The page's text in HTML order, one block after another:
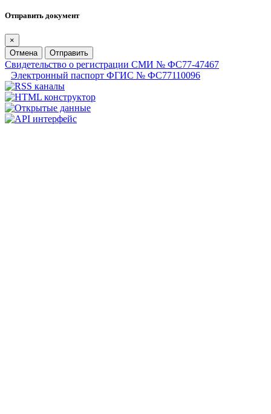
Отправить документ
×
Отмена
Отправить
Свидетельство о регистрации СМИ № ФС77-47467
Электронный паспорт ФГИС № ФС77110096